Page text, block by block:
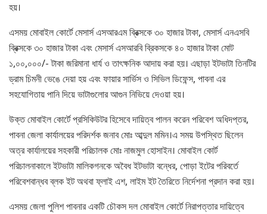
হয়।
এসময় মোবাইল কোর্টে মেসার্স এসআরএম ব্রিক্সকে ৩০ হাজার টাকা, মেসার্স এনএসবি
ব্রিক্সকে ৩০ হাজার টাকা এবং মেসার্স এসআরবি ব্রিকসকে ৪০ হাজার টাকা মোট
১,০০,০০০/- টাকা জরিমানা ধার্য ও তাৎক্ষনিক আদায় করা হয়। এছাড়া ইটভাটা তিনটির
ড্রাম চিমনী ভেঙে দেয়া হয় এবং ফায়ার সার্ভিস ও সিভিল ডিফেন্স, পাবনা এর
সহযোগিতায় পানি দিয়ে ভাটাগুলোর আগুন নিভিয়ে দেওয়া হয়।
উক্ত মোবাইল কোর্টে প্রসিকিউটর হিসেবে দায়িত্ব পালন করেন পরিবেশ অধিদপ্তর,
পাবনা জেলা কার্যালয়ের পরিদর্শক জনাব মোঃ আব্দুল মমিন।এ সময় উপস্থিত ছিলেন
অত্র কার্যালয়ের সহকারী পরিচালক মোঃ নাজমুল হোসাইন। মোবাইল কোর্ট
পরিচালনাকালে ইটভাটা মালিকগনকে অবৈধ ইটভাটা বন্ধের, পোড়া ইটের পরিবর্তে
পরিবেশবান্ধব ব্লক ইট অথবা ফ্লাই এশ, লাইম ইট তৈরিতে নির্দেশনা প্রদান করা হয়।
এসময় জেলা পুলিশ পাবনার একটি চৌকস দল মোবাইল কোর্টে নিরাপত্তার দায়িত্বে